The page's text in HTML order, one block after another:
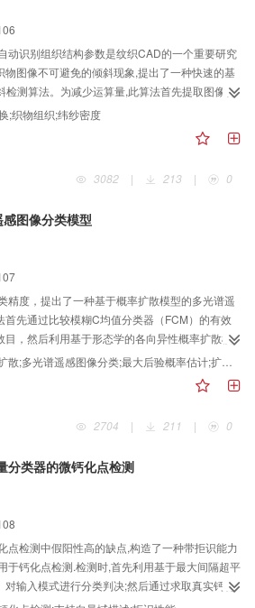
动识别组织结构参数是纹织CAD的一个重要研究
图像不可避免的倾斜现象,提出了一种快速的基
测算法。为减少运算量,此算法首先提取图像梯
层次Hough变换来检测倾斜角度,并获得了满意的
果,采用一种新的与倾斜无关的纬密识别算法,通过
得到纬密排列规律,并计算出纬纱密度。实验结果
检测和纬纱密度识别,可获得大于88%的检测准确
2°以内,可见具有较高的准确率和较好的实用性。
;织物组织;纬纱密度
3082
| 213 | 0
图像分类模型
精度，提出了一种基于概率扩散模型的多光谱遥
先通过比较模糊C均值分类器（FCM）的有效
，然后利用基于形态学的各向异性概率扩散模
率，最后根据概率扩散的隶属概率向量图，并
）对像元进行分类。由于各向异性扩散具有保边
散模型不仅能够有效地抑制同质区域内部“斑点”
边缘特征得到了较好地保留。实验结果表明，
图像中“斑点”噪声的影响，而且分类后的总体精度
具有一定的实用价值。
;多光谱遥感图像分类;最大后验概率估计;扩散系数
2704
| 211 | 0
分类器的微钙化点检测
点检测中假阳性高的缺点,构造了一种带拒识能力
于钙化点检测.检测时,首先利用基于最大间隔超平
输入模式进行分类判决;然后通过求取真实钙化
边界来得到钙化点样本的球形支持向量域表示